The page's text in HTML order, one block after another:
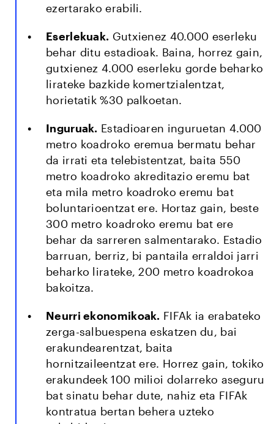
ezertarako erabili.
Eserlekuak. Gutxienez 40.000 eserleku
behar ditu estadioak. Baina, horrez gain,
gutxienez 4.000 eserleku gorde beharko
lirateke bazkide komertzialentzat,
horietatik %30 palkoetan.
Inguruak. Estadioaren inguruetan 4.000
metro koadroko eremua bermatu behar
da irrati eta telebistentzat, baita 550
metro koadroko akreditazio eremu bat
eta mila metro koadroko eremu bat
boluntarioentzat ere. Hortaz gain, beste
300 metro koadroko eremu bat ere
behar da sarreren salmentarako. Estadio
barruan, berriz, bi pantaila erraldoi jarri
beharko lirateke, 200 metro koadrokoa
bakoitza.
Neurri ekonomikoak. FIFAk ia erabateko
zerga-salbuespena eskatzen du, bai
erakundearentzat, baita
hornitzaileentzat ere. Horrez gain, tokiko
erakundeek 100 milioi dolarreko aseguru
bat sinatu behar dute, nahiz eta FIFAk
kontratua bertan behera uzteko